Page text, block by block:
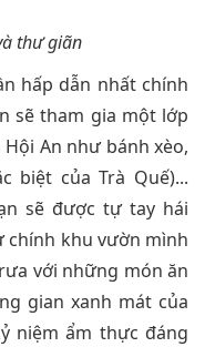
thư giãn
hấp dẫn nhất chính
sẽ tham gia một lớp
An như bánh xèo,
biệt của Trà Quế)...
sẽ được tự tay hái
khu vườn mình
với những món ăn
gian xanh mát của
niệm ẩm thực đáng